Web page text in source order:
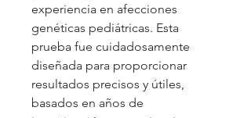
experiencia en afecciones
genéticas pediátricas. Esta
prueba fue cuidadosamente
diseñada para proporcionar
resultados precisos y útiles,
basados ​​en años de